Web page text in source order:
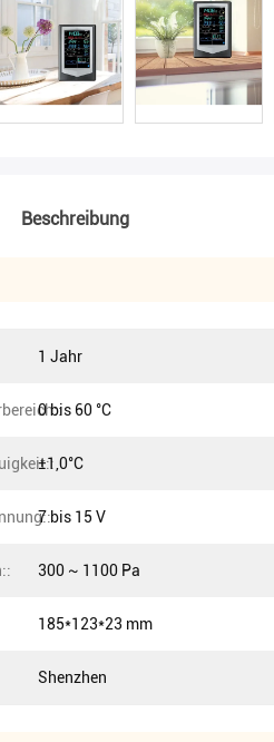
Beschreibung
1 Jahr
0 bis 60 °C
±1,0°C
7 bis 15 V
300 ~ 1100 Pa
185*123*23 mm
Shenzhen